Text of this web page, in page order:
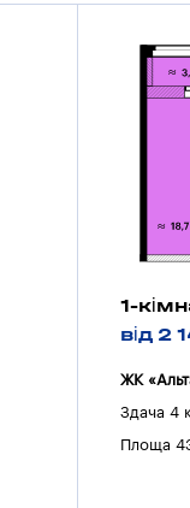
1-
від 2
ЖК
Здача 4
Площа